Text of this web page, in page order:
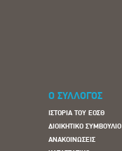
Ο ΣΥΛΛΟΓΟΣ
ΙΣΤΟΡΙΑ ΤΟΥ ΕΟΣΘ
ΔΙΟΙΚΗΤΙΚΟ ΣΥΜΒΟΥΛΙΟ
ΑΝΑΚΟΙΝΩΣΕΙΣ